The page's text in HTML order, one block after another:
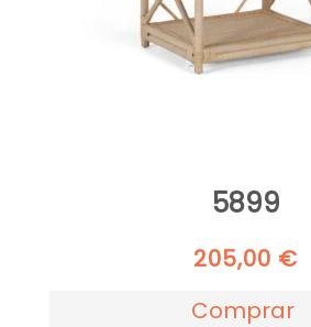
5899
205,00 €
Comprar